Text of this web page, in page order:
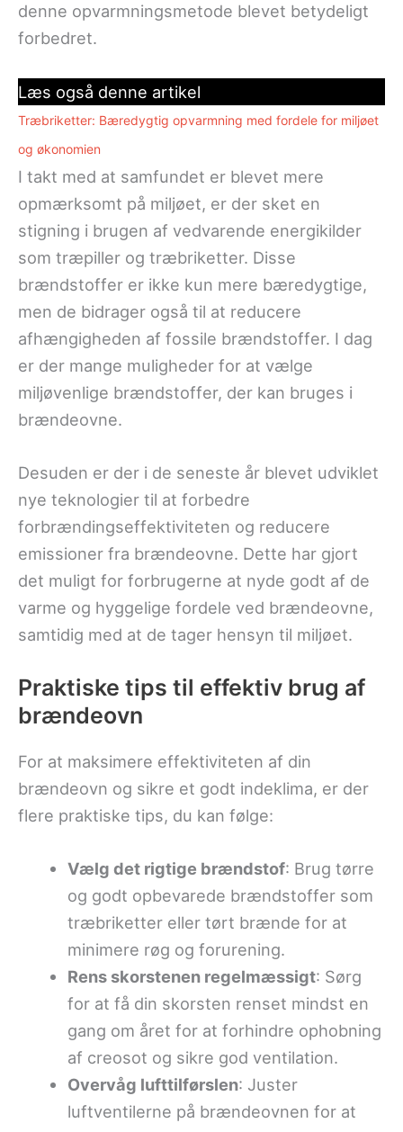
denne opvarmningsmetode blevet betydeligt
forbedret.
Læs også denne artikel
Træbriketter: Bæredygtig opvarmning med fordele for miljøet
og økonomien
I takt med at samfundet er blevet mere
opmærksomt på miljøet, er der sket en
stigning i brugen af vedvarende energikilder
som træpiller og træbriketter. Disse
brændstoffer er ikke kun mere bæredygtige,
men de bidrager også til at reducere
afhængigheden af fossile brændstoffer. I dag
er der mange muligheder for at vælge
miljøvenlige brændstoffer, der kan bruges i
brændeovne.
Desuden er der i de seneste år blevet udviklet
nye teknologier til at forbedre
forbrændingseffektiviteten og reducere
emissioner fra brændeovne. Dette har gjort
det muligt for forbrugerne at nyde godt af de
varme og hyggelige fordele ved brændeovne,
samtidig med at de tager hensyn til miljøet.
Praktiske tips til effektiv brug af
brændeovn
For at maksimere effektiviteten af din
brændeovn og sikre et godt indeklima, er der
flere praktiske tips, du kan følge:
Vælg det rigtige brændstof: Brug tørre
og godt opbevarede brændstoffer som
træbriketter eller tørt brænde for at
minimere røg og forurening.
Rens skorstenen regelmæssigt: Sørg
for at få din skorsten renset mindst en
gang om året for at forhindre ophobning
af creosot og sikre god ventilation.
Overvåg lufttilførslen: Juster
luftventilerne på brændeovnen for at